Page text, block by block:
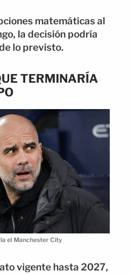
matemáticas al
la decisión podría
lo previsto.
TERMINARÍA
el Manchester City
vigente hasta 2027,